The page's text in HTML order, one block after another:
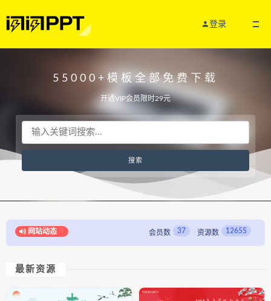
登录
55000+模板全部免费下载
开通VIP会员限时29元
网站动态 会员数 37 资源数 12655
最新资源